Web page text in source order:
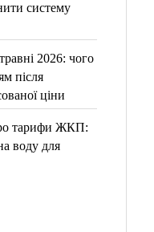
систему
2026: чого
після
ціни
тарифи ЖКП:
воду для